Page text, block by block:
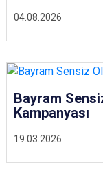
Daday
04.08.2026
19.03.2026
Bayram
Kampanyası